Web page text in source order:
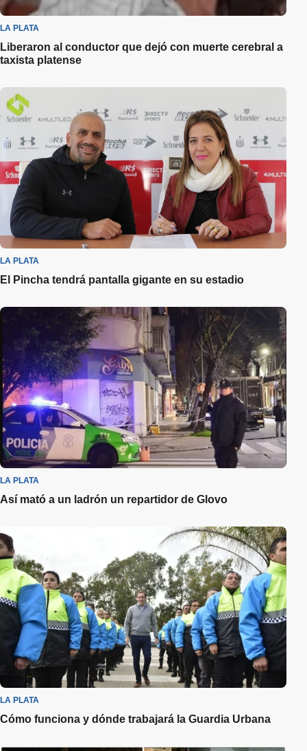
LA PLATA
Liberaron al conductor que dejó con muerte cerebral a
taxista platense
LA PLATA
El Pincha tendrá pantalla gigante en su estadio
LA PLATA
Así mató a un ladrón un repartidor de Glovo
LA PLATA
Cómo funciona y dónde trabajará la Guardia Urbana